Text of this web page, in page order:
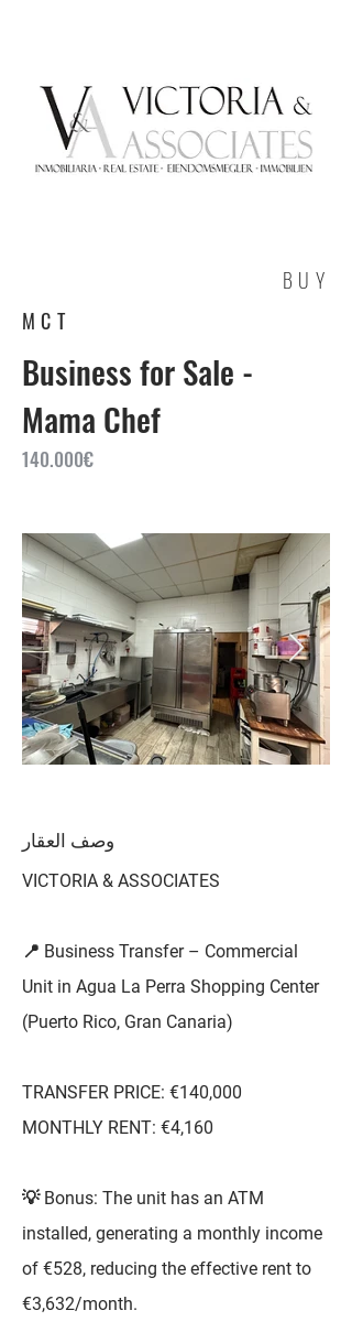
BUY
MCT
Business for Sale -
Mama Chef
140.000€
وصف العقار
VICTORIA & ASSOCIATES
📍 Business Transfer – Commercial
Unit in Agua La Perra Shopping Center
(Puerto Rico, Gran Canaria)
TRANSFER PRICE: €140,000
MONTHLY RENT: €4,160
💡 Bonus: The unit has an ATM
installed, generating a monthly income
of €528, reducing the effective rent to
€3,632/month.